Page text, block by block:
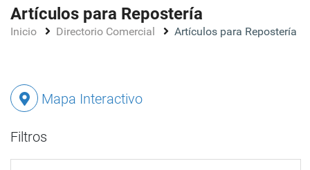
Artículos para Repostería
Inicio Directorio Comercial Artículos para Repostería
Mapa Interactivo
Filtros